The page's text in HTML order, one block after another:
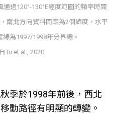
過120°-130°E經度範圍的頻率時間
南北方向資料間距為2個緯度，水平
為1997/1998年分界線。
Tu et al., 2020
季於1998年前後，西北
動路徑有明顯的轉變。